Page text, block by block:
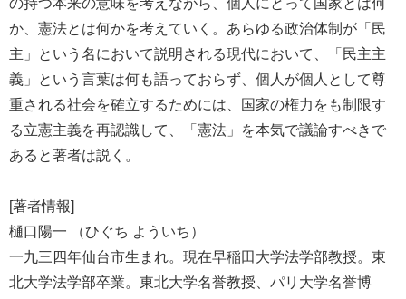
の持つ本来の意味を考えながら、個人にとって国家とは何
か、憲法とは何かを考えていく。あらゆる政治体制が「民
主」という名において説明される現代において、「民主主
義」という言葉は何も語っておらず、個人が個人として尊
重される社会を確立するためには、国家の権力をも制限す
る立憲主義を再認識して、「憲法」を本気で議論すべきで
あると著者は説く。
[著者情報]
樋口陽一 （ひぐち よういち）
一九三四年仙台市生まれ。現在早稲田大学法学部教授。東
北大学法学部卒業。東北大学名誉教授、パリ大学名誉博